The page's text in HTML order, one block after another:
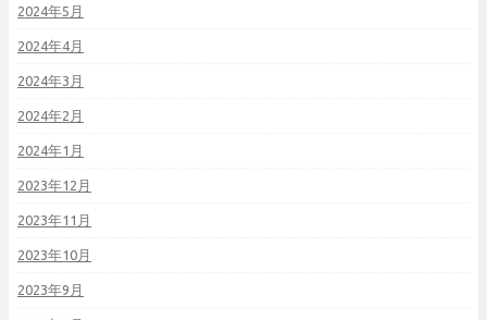
2024年5月
2024年4月
2024年3月
2024年2月
2024年1月
2023年12月
2023年11月
2023年10月
2023年9月